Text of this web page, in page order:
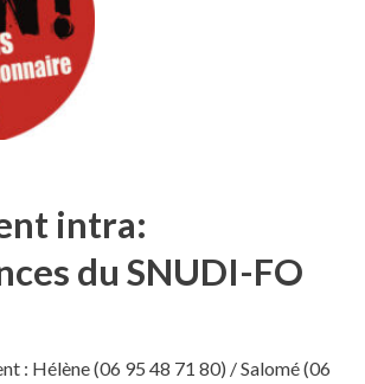
intra:
du SNUDI-FO
: Hélène (06 95 48 71 80) / Salomé (06